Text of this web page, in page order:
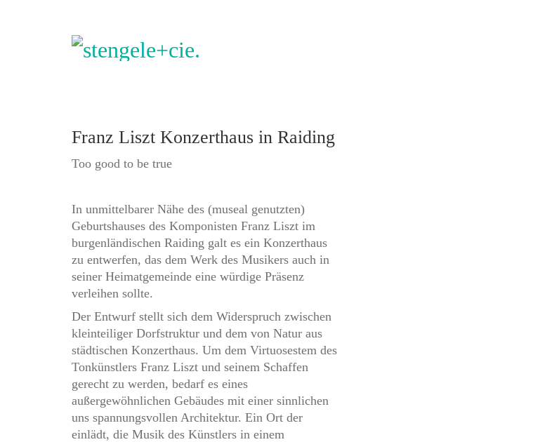
Franz Liszt Konzerthaus in Raiding
Too good to be true
In unmittelbarer Nähe des (museal genutzten)
Geburtshauses des Komponisten Franz Liszt im
burgenländischen Raiding galt es ein Konzerthaus
zu entwerfen, das dem Werk des Musikers auch in
seiner Heimatgemeinde eine würdige Präsenz
verleihen sollte.
Der Entwurf stellt sich dem Widerspruch zwischen
kleinteiliger Dorfstruktur und dem von Natur aus
städtischen Konzerthaus. Um dem Virtuosestem des
Tonkünstlers Franz Liszt und seinem Schaffen
gerecht zu werden, bedarf es eines
außergewöhnlichen Gebäudes mit einer sinnlichen
uns spannungsvollen Architektur. Ein Ort der
einlädt, die Musik des Künstlers in einem